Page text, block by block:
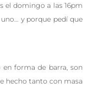
el domingo a las 16pm
y porque pedí que
forma de barra, son
hecho tanto con masa